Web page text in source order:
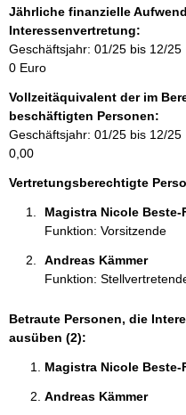
r
m
a
t
o
n
e
n
:
Jährliche finanzielle
Interessenvertretung:
Geschäftsjahr: 01/25 bis 12/25
0 Euro
Vollzeitäquivalent der im
beschäftigten Personen:
Geschäftsjahr: 01/25 bis 12/25
0,00
Vertretungsberechtigte
Magistra Nicole Beste-
Funktion: Vorsitzende
Andreas Kämmer
Funktion:
Betraute Personen, die
ausüben (2):
Magistra Nicole Beste-
Andreas Kämmer